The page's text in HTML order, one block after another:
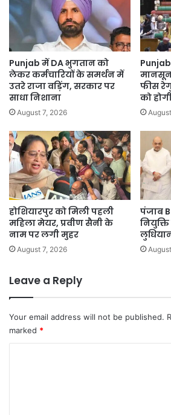
हैं
हर
Free
Sanitary
Pads
Punjab में DA भुगतान को
लेकर कर्मचारियों के समर्थन में
उतरे राजा वड़िंग, सरकार पर
साधा निशाना
August 7, 2026
मानसून
फीस
को
होशियारपुर को मिली पहली
महिला मेयर, प्रवीण सैनी के
नाम पर लगी मुहर
August 7, 2026
पंजाब
Leave a Reply
Your email address will not be published.
marked *